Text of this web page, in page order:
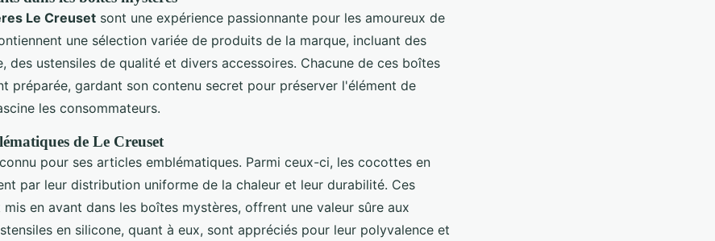
Le Creuset sont une expérience passionnante pour les amoureux de
une sélection variée de produits de la marque, incluant des
des ustensiles de qualité et divers accessoires. Chacune de ces boîtes
préparée, gardant son contenu secret pour préserver l'élément de
les consommateurs.
de Le Creuset
pour ses articles emblématiques. Parmi ceux-ci, les cocottes en
par leur distribution uniforme de la chaleur et leur durabilité. Ces
en avant dans les boîtes mystères, offrent une valeur sûre aux
en silicone, quant à eux, sont appréciés pour leur polyvalence et